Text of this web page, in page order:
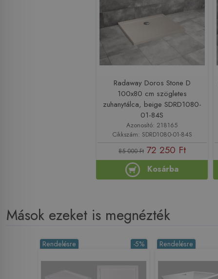
Radaway Doros Stone D
100x80 cm szögletes
zuhanytálca, beige SDRD1080-
01-84S
Azonosító: 218165
Cikkszám: SDRD1080-01-84S
85 000 Ft 72 250 Ft
Kosárba
Mások ezeket is megnézték
-5%
Rendelésre Rendelésre